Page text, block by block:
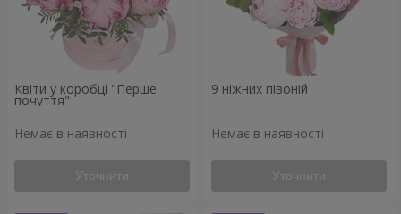
Квіти у коробці "Перше
почуття"
Немає в наявності
Уточнити
9 ніжних півоній
Немає в наявності
Уточнити